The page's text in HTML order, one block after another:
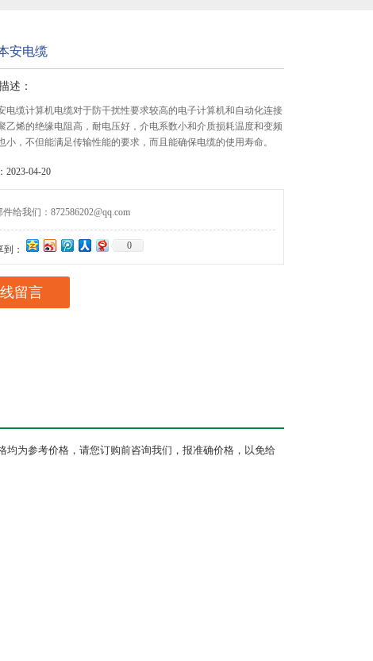
安电缆
述：
电缆计算机电缆对于防干扰性要求较高的电子计算机和自动化连接
乙烯的绝缘电阻高，耐电压好，介电系数小和介质损耗温度和变频
小，不但能满足传输性能的要求，而且能确保电缆的使用寿命。
2023-04-20
件给我们：872586202@qq.com
到： 0
留言
为参考价格，请您订购前咨询我们，报准确价格，以免给